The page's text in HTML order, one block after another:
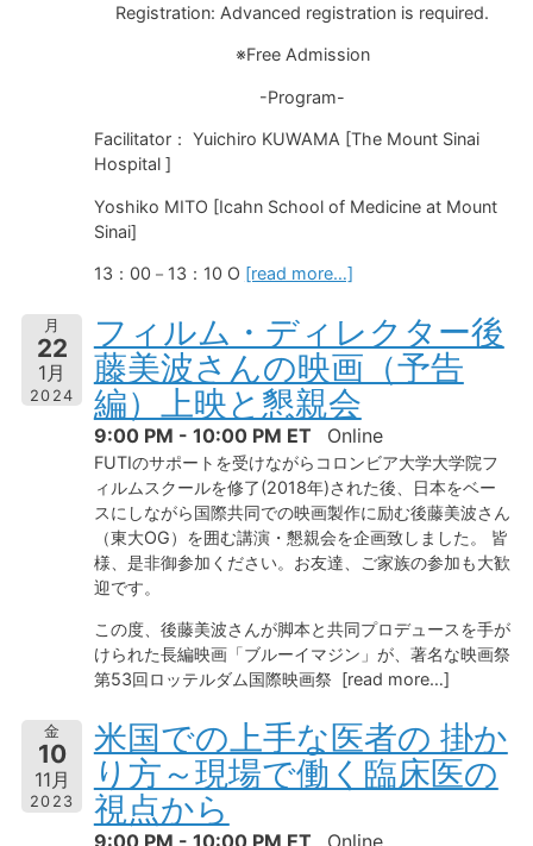
Registration: Advanced registration is required.
※Free Admission
-Program-
Facilitator： Yuichiro KUWAMA [The Mount Sinai
Hospital ]
Yoshiko MITO [Icahn School of Medicine at Mount
Sinai]
13：00－13：10 O [read more…]
月
22
1月
2024
フィルム・ディレクター後
藤美波さんの映画（予告
編）上映と懇親会
9:00 PM - 10:00 PM ET Online
FUTIのサポートを受けながらコロンビア大学大学院フ
ィルムスクールを修了(2018年)された後、日本をベー
スにしながら国際共同での映画製作に励む後藤美波さん
（東大OG）を囲む講演・懇親会を企画致しました。 皆
様、是非御参加ください。お友達、ご家族の参加も大歓
迎です。
この度、後藤美波さんが脚本と共同プロデュースを手が
けられた長編映画「ブルーイマジン」が、著名な映画祭
第53回ロッテルダム国際映画祭 [read more…]
金
10
11月
2023
米国での上手な医者の 掛か
り方～現場で働く臨床医の
視点から